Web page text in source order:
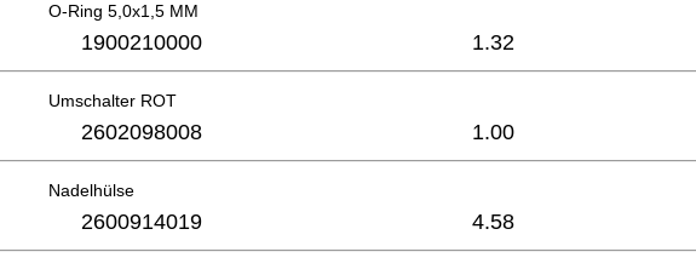
O-Ring 5,0x1,5 MM
1900210000 1.32
Umschalter ROT
2602098008 1.00
Nadelhülse
2600914019 4.58